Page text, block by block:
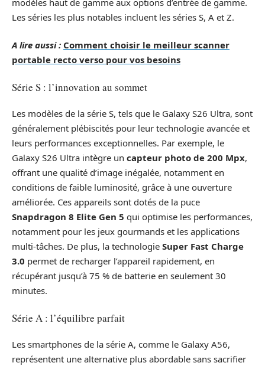
Les séries les plus notables incluent les séries S, A et Z.
A lire aussi : Comment choisir le meilleur scanner
portable recto verso pour vos besoins
Série S : l’innovation au sommet
Les modèles de la série S, tels que le Galaxy S26 Ultra, sont
généralement plébiscités pour leur technologie avancée et
leurs performances exceptionnelles. Par exemple, le
Galaxy S26 Ultra intègre un capteur photo de 200 Mpx,
offrant une qualité d’image inégalée, notamment en
conditions de faible luminosité, grâce à une ouverture
améliorée. Ces appareils sont dotés de la puce
Snapdragon 8 Elite Gen 5 qui optimise les performances,
notamment pour les jeux gourmands et les applications
multi-tâches. De plus, la technologie Super Fast Charge
3.0 permet de recharger l’appareil rapidement, en
récupérant jusqu’à 75 % de batterie en seulement 30
minutes.
Série A : l’équilibre parfait
Les smartphones de la série A, comme le Galaxy A56,
représentent une alternative plus abordable sans sacrifier